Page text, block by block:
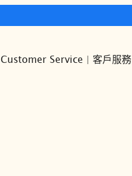
Customer Service | 客戶服務